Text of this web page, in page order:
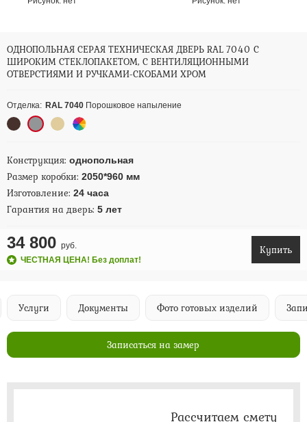
ОДНОПОЛЬНАЯ СЕРАЯ ТЕХНИЧЕСКАЯ ДВЕРЬ RAL 7040 С
ШИРОКИМ СТЕКЛОПАКЕТОМ, С ВЕНТИЛЯЦИОННЫМИ
ОТВЕРСТИЯМИ И РУЧКАМИ-СКОБАМИ ХРОМ
Отделка: RAL 7040 Порошковое напыление
Конструкция: однопольная
Размер коробки: 2050*960 мм
Изготовление: 24 часа
Гарантия на дверь: 5 лет
34 800 руб.
ЧЕСТНАЯ ЦЕНА! Без доплат!
Купить
Услуги Документы Фото готовых изделий
Записаться на замер
Рассчитаем смету